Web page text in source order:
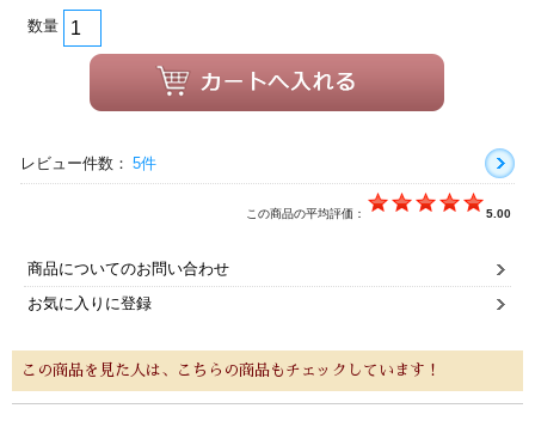
数量
レビュー件数： 5件
この商品の平均評価： 5.00
商品についてのお問い合わせ
お気に入りに登録
この商品を見た人は、こちらの商品もチェックしています！